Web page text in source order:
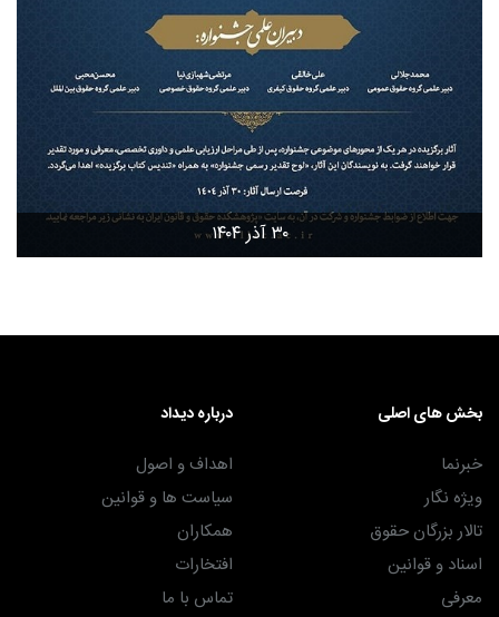
۳۰ آذر ۱۴۰۴
بخش های اصلی
خبرنما
ویژه نگار
تالار بزرگان حقوق
اسناد و قوانین
معرفی
درباره دیداد
اهداف و اصول
سیاست ها و قوانین
همکاران
افتخارات
تماس با ما